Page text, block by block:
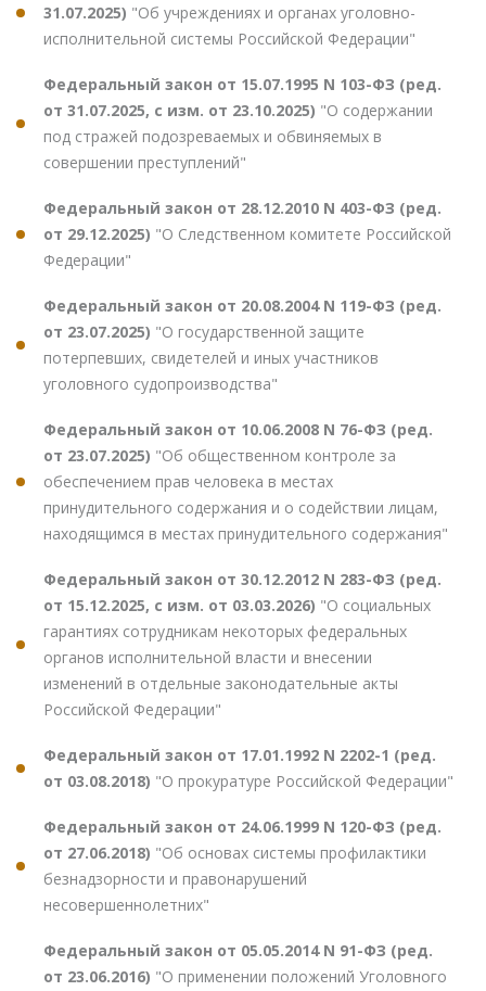
31.07.2025) "Об учреждениях и органах уголовно-
исполнительной системы Российской Федерации"
Федеральный закон от 15.07.1995 N 103-ФЗ (ред.
от 31.07.2025, с изм. от 23.10.2025) "О содержании
под стражей подозреваемых и обвиняемых в
совершении преступлений"
Федеральный закон от 28.12.2010 N 403-ФЗ (ред.
от 29.12.2025) "О Следственном комитете Российской
Федерации"
Федеральный закон от 20.08.2004 N 119-ФЗ (ред.
от 23.07.2025) "О государственной защите
потерпевших, свидетелей и иных участников
уголовного судопроизводства"
Федеральный закон от 10.06.2008 N 76-ФЗ (ред.
от 23.07.2025) "Об общественном контроле за
обеспечением прав человека в местах
принудительного содержания и о содействии лицам,
находящимся в местах принудительного содержания"
Федеральный закон от 30.12.2012 N 283-ФЗ (ред.
от 15.12.2025, с изм. от 03.03.2026) "О социальных
гарантиях сотрудникам некоторых федеральных
органов исполнительной власти и внесении
изменений в отдельные законодательные акты
Российской Федерации"
Федеральный закон от 17.01.1992 N 2202-1 (ред.
от 03.08.2018) "О прокуратуре Российской Федерации"
Федеральный закон от 24.06.1999 N 120-ФЗ (ред.
от 27.06.2018) "Об основах системы профилактики
безнадзорности и правонарушений
несовершеннолетних"
Федеральный закон от 05.05.2014 N 91-ФЗ (ред.
от 23.06.2016) "О применении положений Уголовного